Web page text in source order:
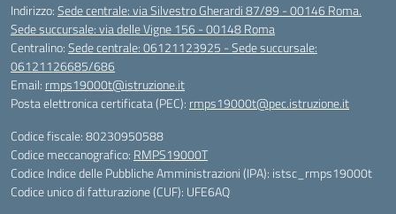
Indirizzo:Sede centrale: via Silvestro Gherardi 87/89 - 00146 Roma.
Sede succursale: via delle Vigne 156 - 00148 Roma
Centralino:Sede centrale: 06121123925 - Sede succursale:
06121126685/686
Email: rmps19000t@istruzione.it
Posta elettronica certificata (PEC): rmps19000t@pec.istruzione.it
Codice fiscale: 80230950588
Codice meccanografico: RMPS19000T
Codice Indice delle Pubbliche Amministrazioni (IPA): istsc_rmps19000t
Codice unico di fatturazione (CUF): UFE6AQ